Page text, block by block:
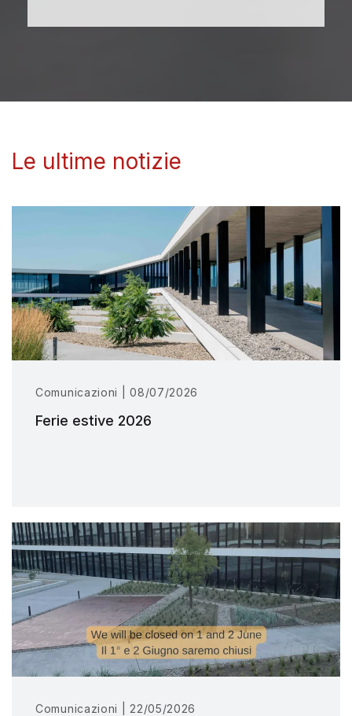
Le ultime notizie
Comunicazioni | 08/07/2026
Ferie estive 2026
Comunicazioni | 22/05/2026